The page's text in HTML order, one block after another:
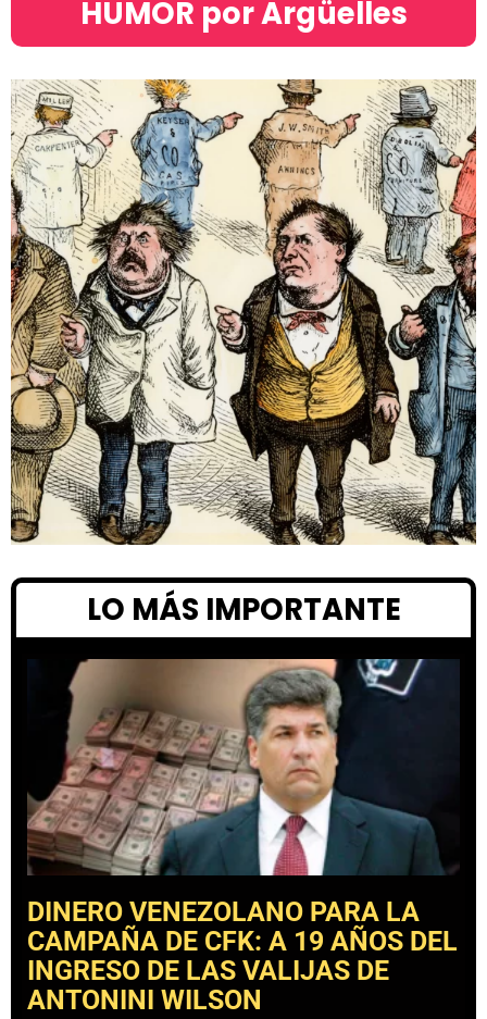
HUMOR por Argüelles​
LO MÁS IMPORTANTE
DINERO VENEZOLANO PARA LA
CAMPAÑA DE CFK: A 19 AÑOS DEL
INGRESO DE LAS VALIJAS DE
ANTONINI WILSON